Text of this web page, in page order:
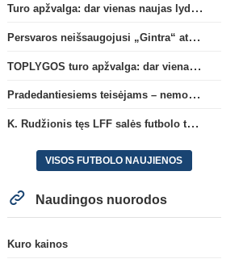
Turo apžvalga: dar vienas naujas lyderis
Persvaros neišsaugojusi „Gintra“ atrankos pusfinalyje nusileido Škotijos čempionėms
TOPLYGOS turo apžvalga: dar vienas naujas lyderis
Pradedantiesiems teisėjams – nemokamas seminaras Vilniuje šį penktadienį
K. Rudžionis tęs LFF salės futbolo techninio direktoriaus veiklą
VISOS FUTBOLO NAUJIENOS
Naudingos nuorodos
Kuro kainos